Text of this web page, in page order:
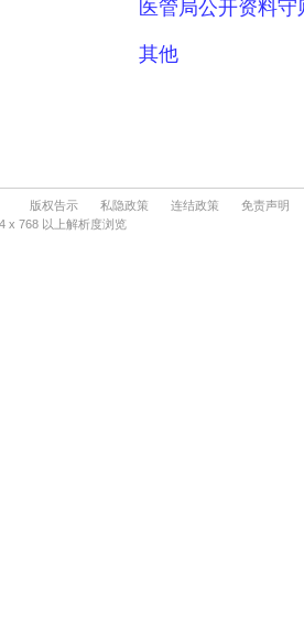
版权告示 私隐政策 连结政策
免责声明
x 768 以上解析度浏览